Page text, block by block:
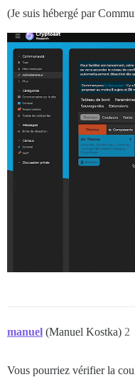
(Je suis hébergé par
manuel (Manuel Kostka) 2
Vous pourriez vérifier la